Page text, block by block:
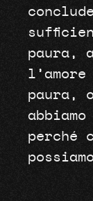
paura,
paura,
perché